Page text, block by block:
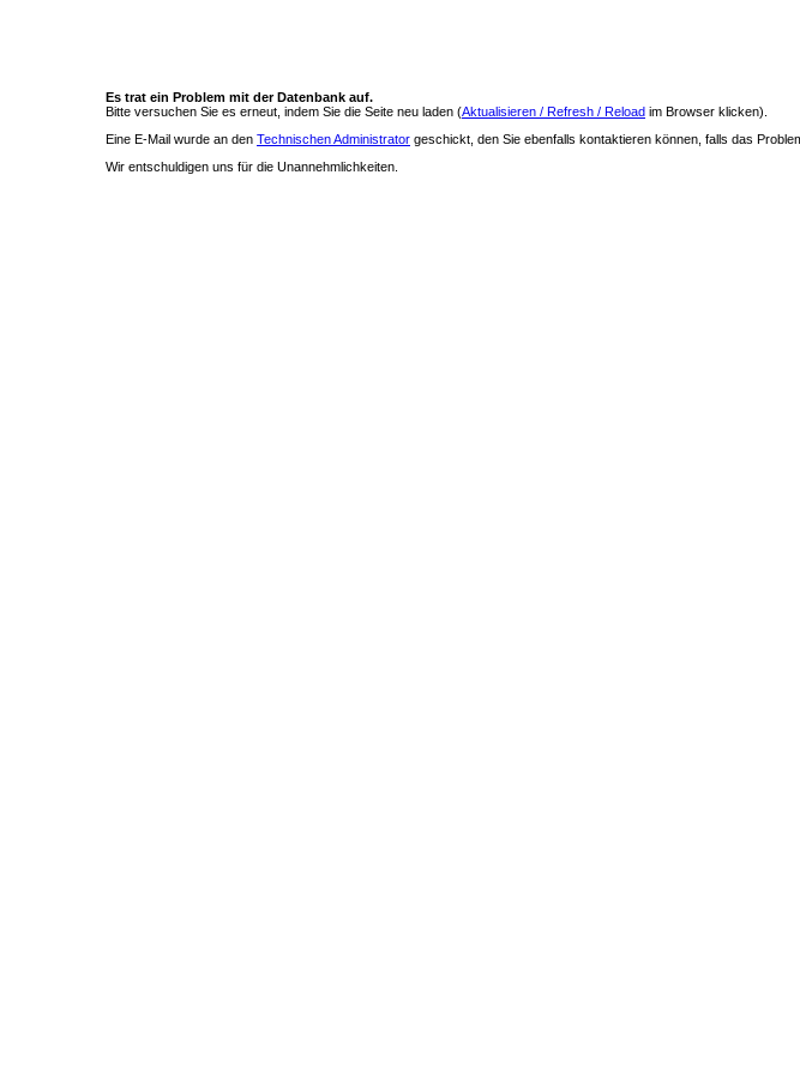
Es trat ein Problem mit der Datenbank auf.
Bitte versuchen Sie es erneut, indem Sie die Seite neu laden (Aktualisieren / Refresh / Reload im Browser klicken).
Eine E-Mail wurde an den Technischen Administrator geschickt, den Sie ebenfalls kontaktieren können, falls das
Wir entschuldigen uns für die Unannehmlichkeiten.